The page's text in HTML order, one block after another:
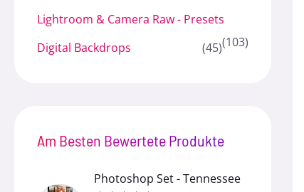
Lightroom & Camera Raw - Presets
(103)
Digital Backdrops (45)
Am Besten Bewertete Produkte
Photoshop Set - Tennessee